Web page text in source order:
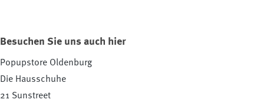
Besuchen Sie uns auch hier
Popupstore Oldenburg
Die Hausschuhe
21 Sunstreet